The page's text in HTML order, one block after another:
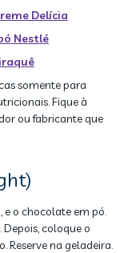
Delícia
Nestlé
somente para
Fique à
ou fabricante que
e o chocolate em pó.
coloque o
Reserve na geladeira.